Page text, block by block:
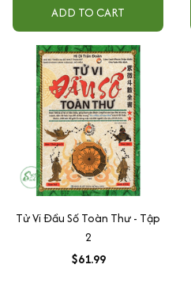
ADD TO CART
Tử Vi Đầu Số Toàn Thư - Tập
2
$61.99